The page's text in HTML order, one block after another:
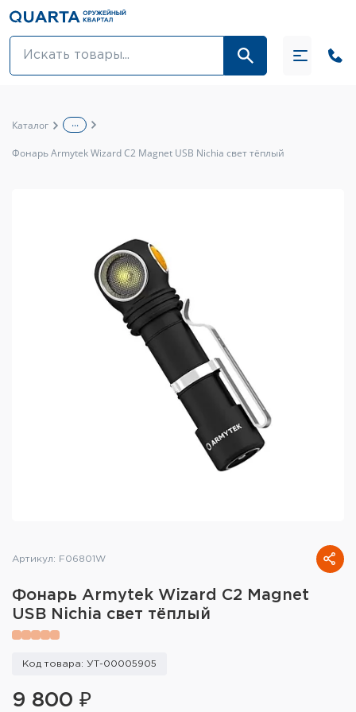
Оптовикам
Средства для ухода за оружием
Тюнинг оружия и ЗИП
Тактическое снаряжение
Высокоточная стрельба
Кобуры и системы ношения
снаряжения
Сумки и рюкзаки
Каталог ...
Фонарь Armytek Wizard C2 Magnet USB Nichia свет тёплый
Артикул: F06801W
Фонарь Armytek Wizard C2 Magnet
USB Nichia свет тёплый
Код товара: УТ-00005905
9 800 ₽